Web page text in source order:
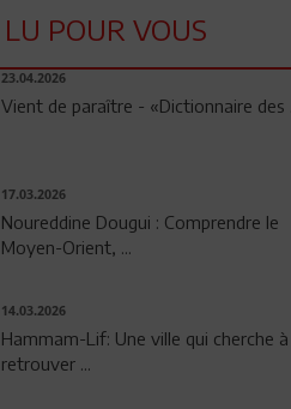
LU POUR VOUS
23.04.2026
Vient de paraître - «Dictionnaire des ...
17.03.2026
Noureddine Dougui : Comprendre le
Moyen-Orient, ...
14.03.2026
Hammam-Lif: Une ville qui cherche à
retrouver ...